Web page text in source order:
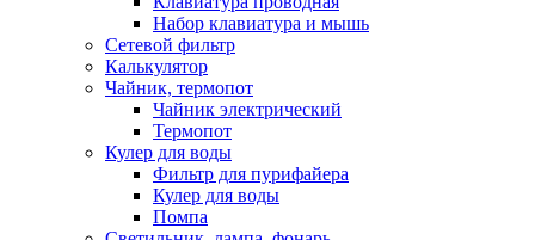
Набор клавиатура и мышь
Сетевой фильтр
Калькулятор
Чайник, термопот
Чайник электрический
Термопот
Кулер для воды
Фильтр для пурифайера
Кулер для воды
Помпа